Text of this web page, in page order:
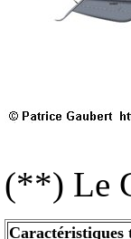
(**) Le
Caractéristiques